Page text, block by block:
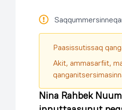
Paasissutissaq
Akit, ammasarfiit,
Nina Rahbek